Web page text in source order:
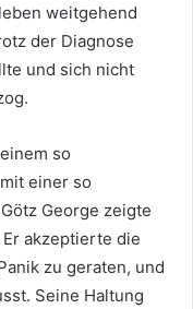
weitgehend
der Diagnose
und sich nicht
so
einer so
George zeigte
akzeptierte die
zu geraten, und
Seine Haltung